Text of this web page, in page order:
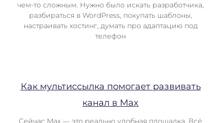
чем-то сложным. Нужно было искать разработчика,
разбираться в WordPress, покупать шаблоны,
настраивать хостинг, думать про адаптацию под
телефон
Как мультиссылка помогает развивать
канал в Max
Сейчас Max — это реально удобная площадка. Всё